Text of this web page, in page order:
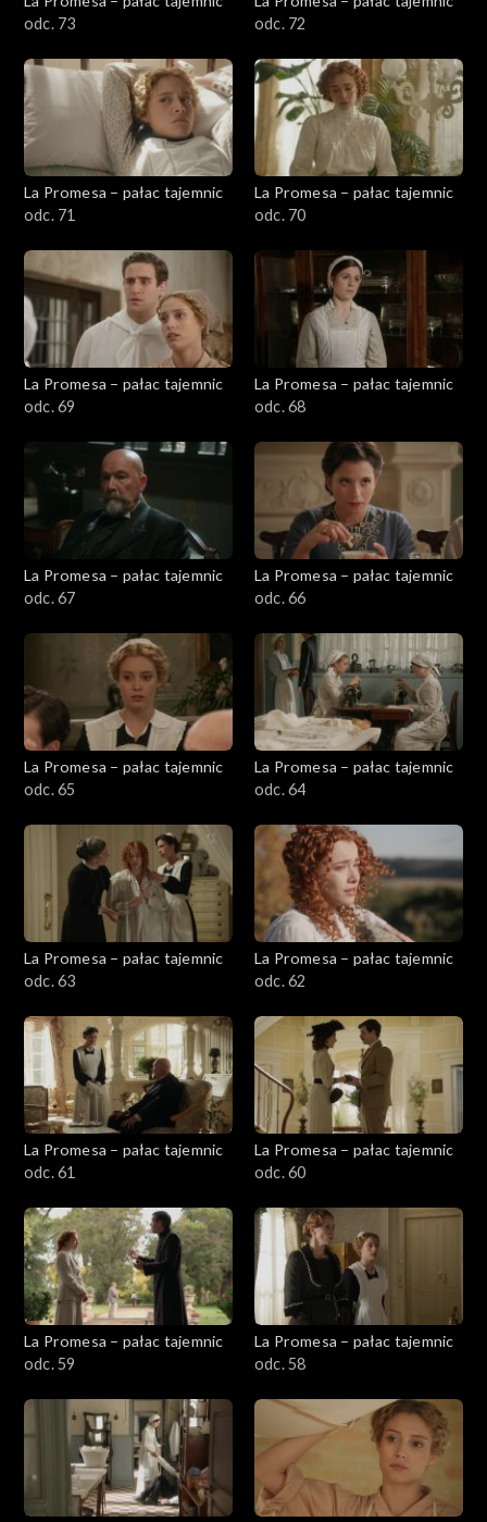
odc. 73
odc. 72
La Promesa – pałac tajemnic
odc. 71
La Promesa – pałac tajemnic
odc. 70
La Promesa – pałac tajemnic
odc. 69
La Promesa – pałac tajemnic
odc. 68
La Promesa – pałac tajemnic
odc. 67
La Promesa – pałac tajemnic
odc. 66
La Promesa – pałac tajemnic
odc. 65
La Promesa – pałac tajemnic
odc. 64
La Promesa – pałac tajemnic
odc. 63
La Promesa – pałac tajemnic
odc. 62
La Promesa – pałac tajemnic
odc. 61
La Promesa – pałac tajemnic
odc. 60
La Promesa – pałac tajemnic
odc. 59
La Promesa – pałac tajemnic
odc. 58